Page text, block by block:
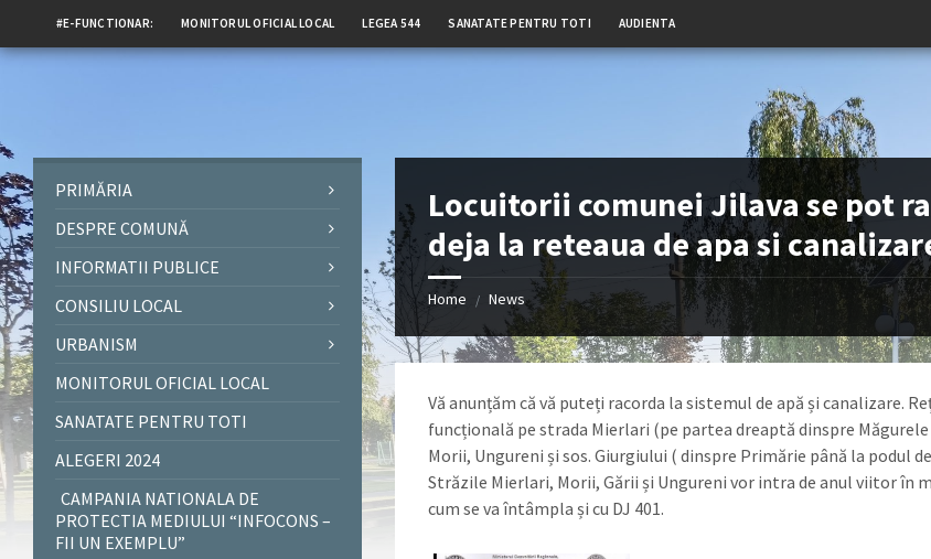
#E-FUNCTIONAR: MONITORUL OFICIAL LOCAL LEGEA 544 SANATATE PENTRU TOTI AUDIENTA
Locuitorii comunei Jilava se pot
deja la reteaua de apa si
Home / News
Vă anunțăm că vă puteți racorda la sistemul de apă și canalizare.
funcțională pe strada Mierlari (pe partea dreaptă dinspre
Morii, Ungureni și sos. Giurgiului ( dinspre Primărie până la podul
Străzile Mierlari, Morii, Gării și Ungureni vor intra de anul viitor în
cum se va întâmpla și cu DJ 401.
PRIMĂRIA
DESPRE COMUNĂ
INFORMATII PUBLICE
CONSILIU LOCAL
URBANISM
MONITORUL OFICIAL LOCAL
SANATATE PENTRU TOTI
ALEGERI 2024
CAMPANIA NATIONALA DE
PROTECTIA MEDIULUI “INFOCONS –
FII UN EXEMPLU”